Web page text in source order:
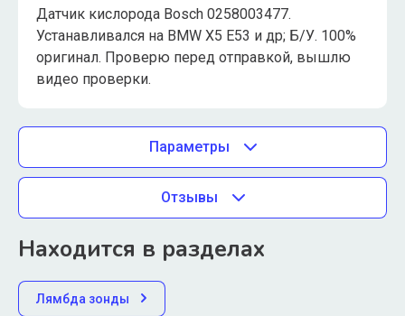
Датчик кислорода Bosch 0258003477.
Устанавливался на BMW X5 E53 и др; Б/У. 100%
оригинал. Проверю перед отправкой, вышлю
видео проверки.
Параметры
Отзывы
Находится в разделах
Лямбда зонды